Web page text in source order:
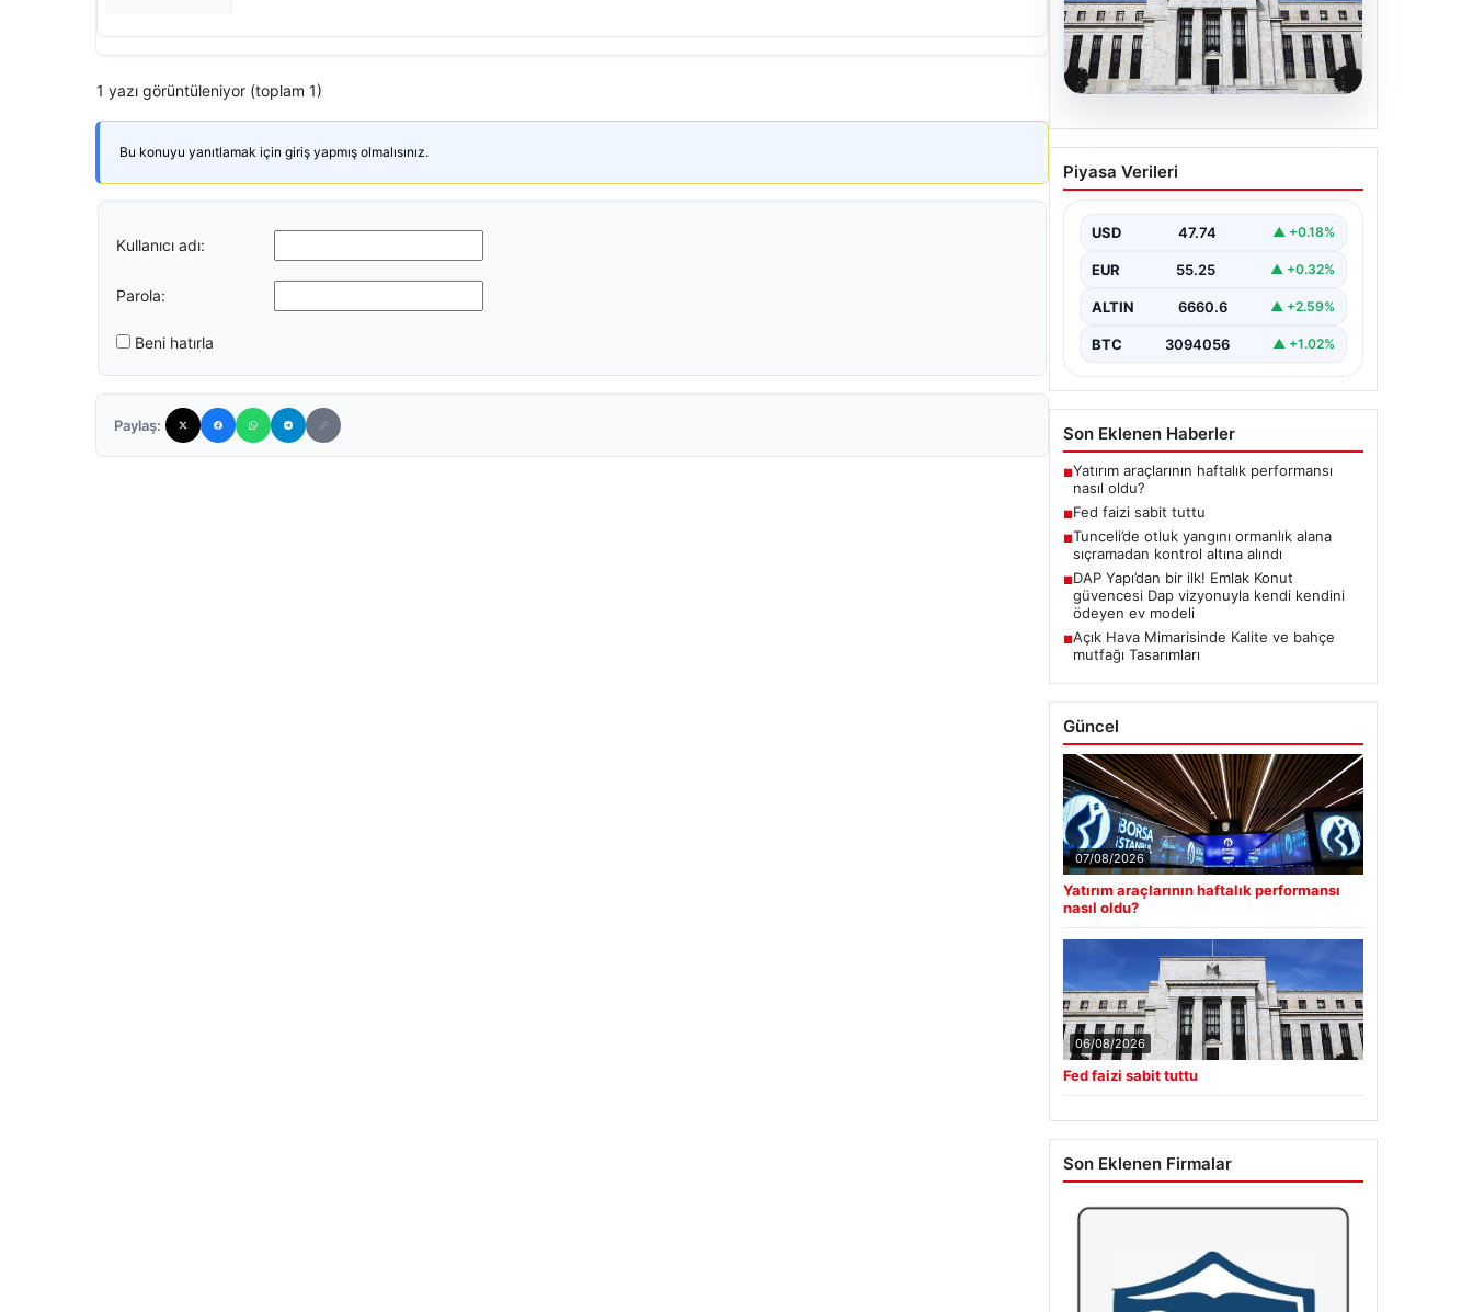
1 yazı görüntüleniyor (toplam 1)
Bu konuyu yanıtlamak için giriş yapmış olmalısınız.
Kullanıcı adı:
Parola:
Beni hatırla
Paylaş:
Fed faizi sabit tuttu
Piyasa Verileri
USD 47.74 ▲ +0.18%
EUR 55.25 ▲ +0.32%
ALTIN 6660.6 ▲ +2.59%
BTC 3094056 ▲ +1.02%
Son Eklenen Haberler
■Yatırım araçlarının haftalık performansı
nasıl oldu?
■Fed faizi sabit tuttu
■Tunceli’de otluk yangını ormanlık alana
sıçramadan kontrol altına alındı
■DAP Yapı’dan bir ilk! Emlak Konut
güvencesi Dap vizyonuyla kendi kendini
ödeyen ev modeli
■Açık Hava Mimarisinde Kalite ve bahçe
mutfağı Tasarımları
Güncel
07/08/2026
Yatırım araçlarının haftalık performansı
nasıl oldu?
06/08/2026
Fed faizi sabit tuttu
Son Eklenen Firmalar